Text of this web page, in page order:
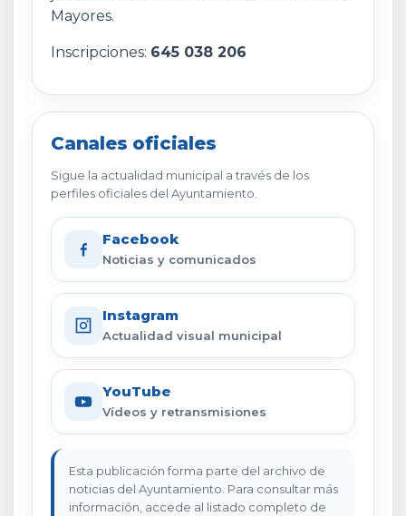
Mayores.
Inscripciones: 645 038 206
Canales oficiales
Sigue la actualidad municipal a través de los
perfiles oficiales del Ayuntamiento.
Facebook
Noticias y comunicados
Instagram
Actualidad visual municipal
YouTube
Vídeos y retransmisiones
Esta publicación forma parte del archivo de
noticias del Ayuntamiento. Para consultar más
información, accede al listado completo de